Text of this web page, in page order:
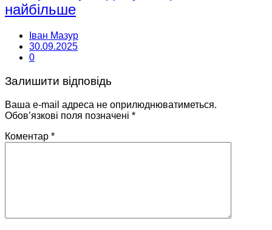
найбільше
Іван Мазур
30.09.2025
0
Залишити відповідь
Ваша e-mail адреса не оприлюднюватиметься.
Обов’язкові поля позначені *
Коментар *